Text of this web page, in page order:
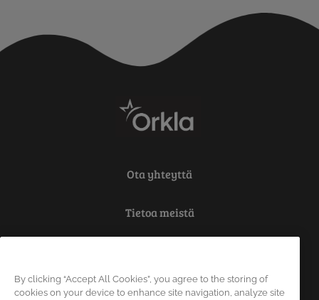
Ota yhteyttä
Tietoa meistä
Vastuu
By clicking “Accept All Cookies”, you agree to the storing of
cookies on your device to enhance site navigation, analyze site